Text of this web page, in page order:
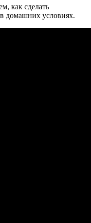
как сделать
домашних условиях.